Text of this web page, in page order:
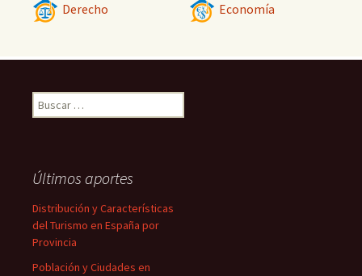
Derecho Economía
Buscar:
Últimos aportes
Distribución y Características
del Turismo en España por
Provincia
Población y Ciudades en